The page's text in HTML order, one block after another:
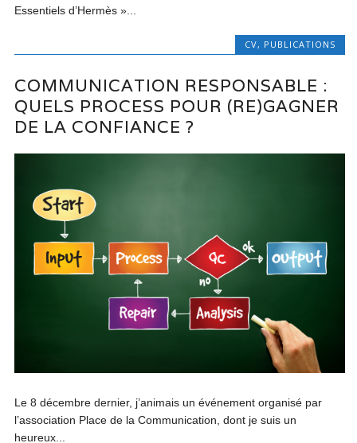
Essentiels d’Hermès »...
CV, PUBLICATIONS
COMMUNICATION RESPONSABLE :
QUELS PROCESS POUR (RE)GAGNER
DE LA CONFIANCE ?
Le 8 décembre dernier, j’animais un événement organisé par
l’association Place de la Communication, dont je suis un
heureux...